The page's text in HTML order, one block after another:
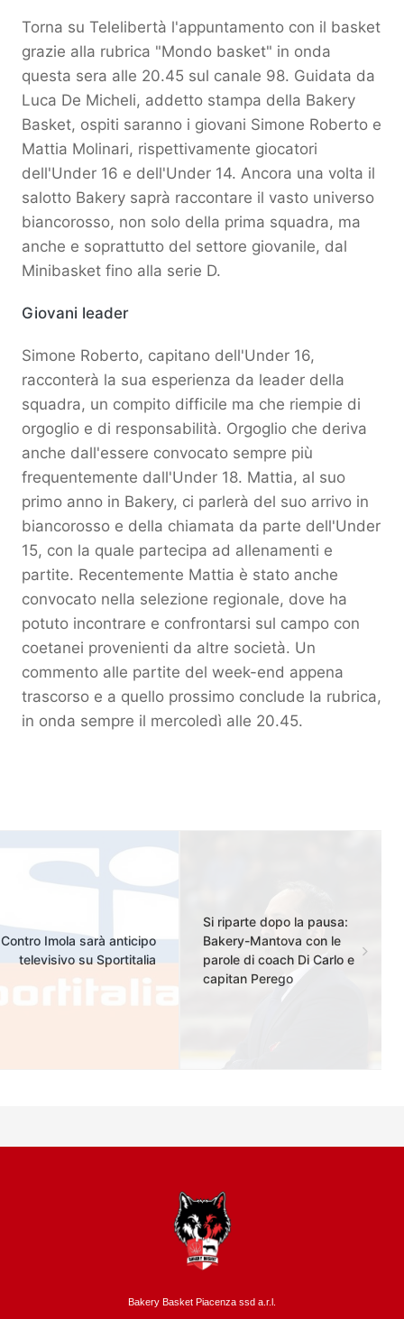
Torna su Telelibertà l'appuntamento con il basket
grazie alla rubrica "Mondo basket" in onda
questa sera alle 20.45 sul canale 98. Guidata da
Luca De Micheli, addetto stampa della Bakery
Basket, ospiti saranno i giovani Simone Roberto e
Mattia Molinari, rispettivamente giocatori
dell'Under 16 e dell'Under 14. Ancora una volta il
salotto Bakery saprà raccontare il vasto universo
biancorosso, non solo della prima squadra, ma
anche e soprattutto del settore giovanile, dal
Minibasket fino alla serie D.
Giovani leader
Simone Roberto, capitano dell'Under 16,
racconterà la sua esperienza da leader della
squadra, un compito difficile ma che riempie di
orgoglio e di responsabilità. Orgoglio che deriva
anche dall'essere convocato sempre più
frequentemente dall'Under 18. Mattia, al suo
primo anno in Bakery, ci parlerà del suo arrivo in
biancorosso e della chiamata da parte dell'Under
15, con la quale partecipa ad allenamenti e
partite. Recentemente Mattia è stato anche
convocato nella selezione regionale, dove ha
potuto incontrare e confrontarsi sul campo con
coetanei provenienti da altre società. Un
commento alle partite del week-end appena
trascorso e a quello prossimo conclude la rubrica,
in onda sempre il mercoledì alle 20.45.
Contro Imola sarà anticipo
televisivo su Sportitalia
Si riparte dopo la pausa:
Bakery-Mantova con le
parole di coach Di Carlo e
capitan Perego
Bakery Basket Piacenza ssd a.r.l.